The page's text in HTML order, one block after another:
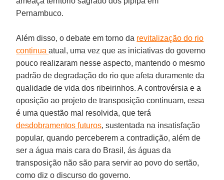
Pernambuco.
Além disso, o debate em torno da revitalização do rio
continuaatual, uma vez que as iniciativas do governo
pouco realizaram nesse aspecto, mantendo o mesmo
padrão de degradação do rio que afeta duramente da
qualidade de vida dos ribeirinhos. A controvérsia e a
oposição ao projeto de transposição continuam, essa
é uma questão mal resolvida, que terá
desdobramentos futuros, sustentada na insatisfação
popular, quando perceberem a contradição, além de
ser a água mais cara do Brasil, ás águas da
transposição não são para servir ao povo do sertão,
como diz o discurso do governo.